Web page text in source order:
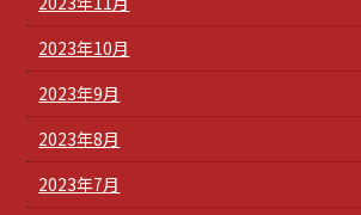
2023年10月
2023年9月
2023年8月
2023年7月